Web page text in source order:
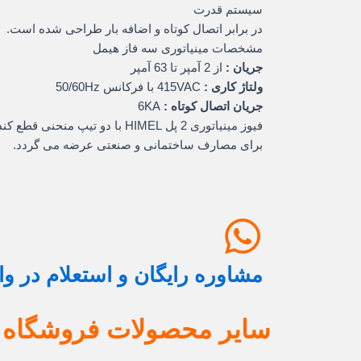
سیستم قدرت
در برابر اتصال کوتاه و اضافه بار طراحی شده است.
مشخصات مینیاتوری سه فاز هیمل
جریان : از 2 آمپر تا 63 آمپر
ولتاژ کاری :
جریان اتصال کوتاه :
فیوز مینیاتوری 2 پل HIMEL با دو تیپ منحنی قطع کندکار ( C ) و تندکار ( B )
برای مصارف ساختمانی و صنعتی عرضه می گردد.
مشاوره رایگان و استعلام در
سایر محصولات فروشگاه